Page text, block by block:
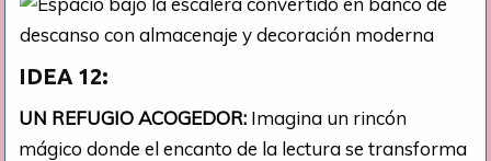
IDEA 12:
UN REFUGIO ACOGEDOR: Imagina un rincón
mágico donde el encanto de la lectura se transforma